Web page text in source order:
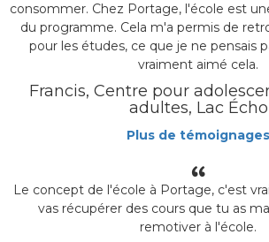
consommer. Chez Portage, l'école est
du programme. Cela m'a permis de
pour les études, ce que je ne pensais
vraiment aimé cela.
Francis, Centre pour
adultes, Lac Écho
Plus de témoignages
Le concept de l'école à Portage, c'est
vas récupérer des cours que tu as
remotiver à l'école.